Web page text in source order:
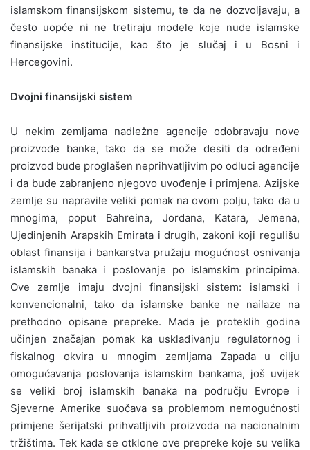
islamskom finansijskom sistemu, te da ne dozvoljavaju, a
često uopće ni ne tretiraju modele koje nude islamske
finansijske institucije, kao što je slučaj i u Bosni i
Hercegovini.
Dvojni finansijski sistem
U nekim zemljama nadležne agencije odobravaju nove
proizvode banke, tako da se može desiti da određeni
proizvod bude proglašen neprihvatljivim po odluci agencije
i da bude zabranjeno njegovo uvođenje i primjena. Azijske
zemlje su napravile veliki pomak na ovom polju, tako da u
mnogima, poput Bahreina, Jordana, Katara, Jemena,
Ujedinjenih Arapskih Emirata i drugih, zakoni koji regulišu
oblast finansija i bankarstva pružaju mogućnost osnivanja
islamskih banaka i poslovanje po islamskim principima.
Ove zemlje imaju dvojni finansijski sistem: islamski i
konvencionalni, tako da islamske banke ne nailaze na
prethodno opisane prepreke. Mada je proteklih godina
učinjen značajan pomak ka usklađivanju regulatornog i
fiskalnog okvira u mnogim zemljama Zapada u cilju
omogućavanja poslovanja islamskim bankama, još uvijek
se veliki broj islamskih banaka na području Evrope i
Sjeverne Amerike suočava sa problemom nemogućnosti
primjene šerijatski prihvatljivih proizvoda na nacionalnim
tržištima. Tek kada se otklone ove prepreke koje su velika